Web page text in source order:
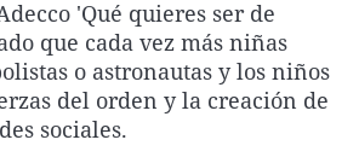
La rosa de los vientos
Gente viajera
Como el perro y el
Caso
Retornados
Equipo de
Extremadura
Galicia
La Rioja
Virales
Televisión
Elecciones
'Qué quieres ser de
que cada vez más niñas
o astronautas y los niños
del orden y la creación de
sociales.